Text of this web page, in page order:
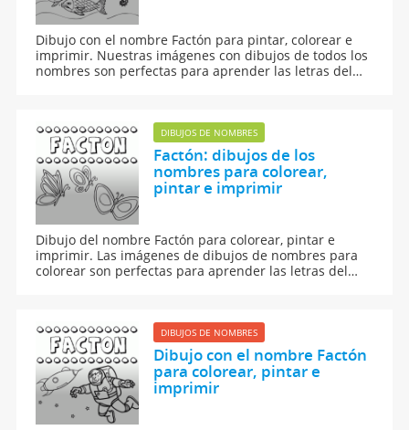
Dibujo con el nombre Factón para pintar, colorear e
imprimir. Nuestras imágenes con dibujos de todos los
nombres son perfectas para aprender las letras del
DIBUJOS DE NOMBRES
Factón: dibujos de los
nombres para colorear,
pintar e imprimir
Dibujo del nombre Factón para colorear, pintar e
imprimir. Las imágenes de dibujos de nombres para
colorear son perfectas para aprender las letras del
DIBUJOS DE NOMBRES
Dibujo con el nombre Factón
para colorear, pintar e
imprimir